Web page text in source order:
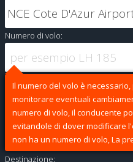
Numero di volo:
Il numero del volo è
monitorare eventuali
numero di volo, il conducente
evitandole di dover modificare
non ha un numero di volo, La
Destinazione: